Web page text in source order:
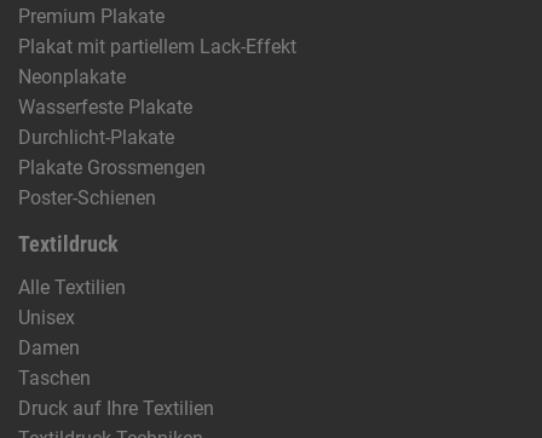
Premium Plakate
Plakat mit partiellem Lack-Effekt
Neonplakate
Wasserfeste Plakate
Durchlicht-Plakate
Plakate Grossmengen
Poster-Schienen
Textildruck
Alle Textilien
Unisex
Damen
Taschen
Druck auf Ihre Textilien